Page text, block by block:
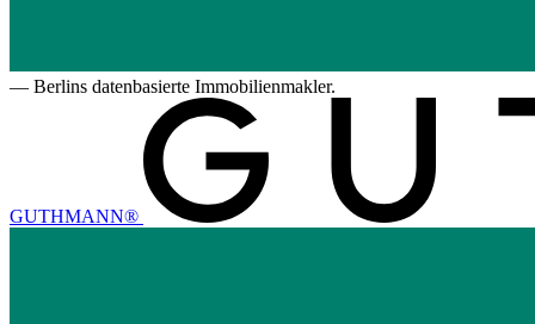
— Berlins datenbasierte Immobilienmakler.
GUTHMANN®